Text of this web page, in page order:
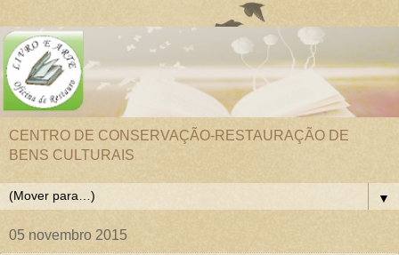
CENTRO DE CONSERVAÇÃO-RESTAURAÇÃO DE
BENS CULTURAIS
▼
05 novembro 2015